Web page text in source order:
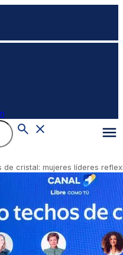
de cristal: mujeres líderes